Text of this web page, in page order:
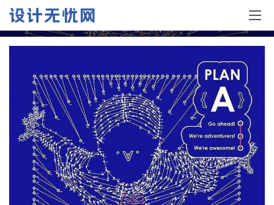
蓝色调海报设计作品